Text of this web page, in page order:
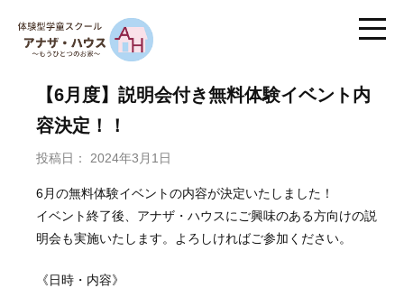
【6月度】説明会付き無料体験イベント内
容決定！！
投稿日： 2024年3月1日
6月の無料体験イベントの内容が決定いたしました！
イベント終了後、アナザ・ハウスにご興味のある方向けの説
明会も実施いたします。よろしければご参加ください。
《日時・内容》